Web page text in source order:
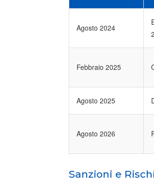
Agosto 2024
Febbraio 2025
Agosto 2025
Agosto 2026
Sanzioni e